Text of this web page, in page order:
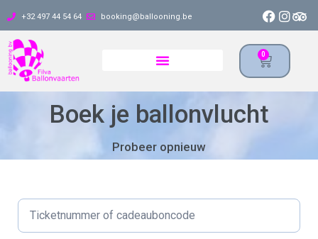
+32 497 44 54 64 booking@ballooning.be
0
Boek je ballonvlucht
Probeer opnieuw